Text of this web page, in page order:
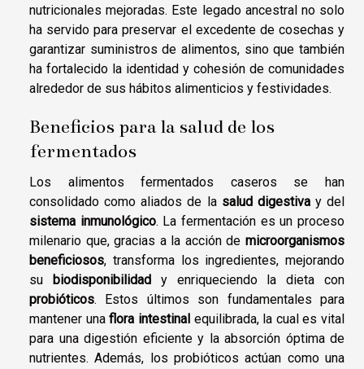
nutricionales mejoradas. Este legado ancestral no solo
ha servido para preservar el excedente de cosechas y
garantizar suministros de alimentos, sino que también
ha fortalecido la identidad y cohesión de comunidades
alrededor de sus hábitos alimenticios y festividades.
Beneficios para la salud de los
fermentados
Los alimentos fermentados caseros se han
consolidado como aliados de la salud digestivay del
sistema inmunológico. La fermentación es un proceso
milenario que, gracias a la acción de microorganismos
beneficiosos, transforma los ingredientes, mejorando
su
biodisponibilidady enriqueciendo la dieta con
probióticos. Estos últimos son fundamentales para
mantener unaflora intestinal equilibrada, la cual es vital
para una digestión eficiente y la absorción óptima de
nutrientes. Además, los probióticos actúan como una